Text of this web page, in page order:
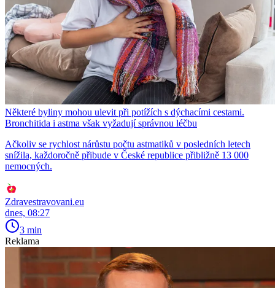
Některé byliny mohou ulevit při potížích s dýchacími cestami.
Bronchitida i astma však vyžadují správnou léčbu
Ačkoliv se rychlost nárůstu počtu astmatiků v posledních letech
snížila, každoročně přibude v České republice přibližně 13 000
nemocných.
Zdravestravovani.eu
dnes, 08:27
3 min
Reklama